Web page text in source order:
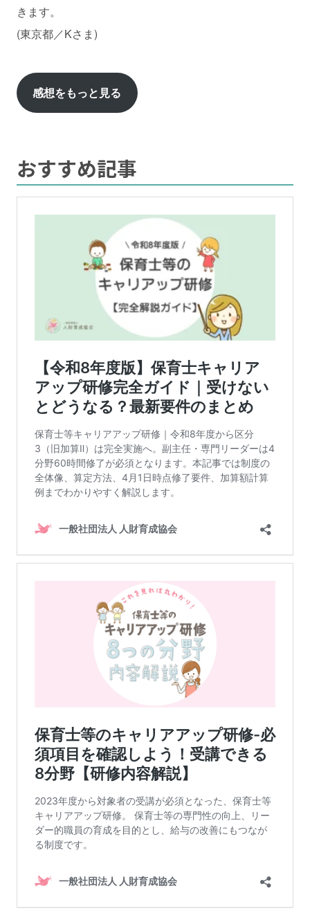
きます。
(東京都／Kさま)
感想をもっと見る
おすすめ記事